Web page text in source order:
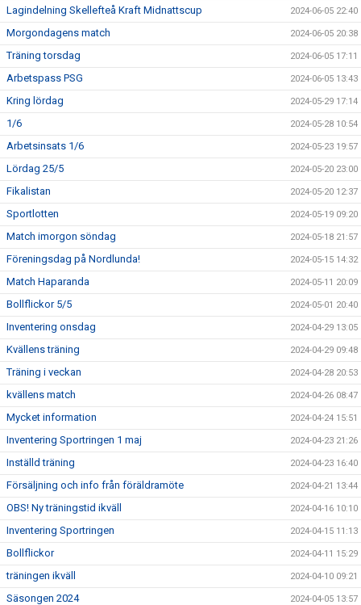
Lagindelning Skellefteå Kraft Midnattscup 2024-06-05 22:40
Morgondagens match 2024-06-05 20:38
Träning torsdag 2024-06-05 17:11
Arbetspass PSG 2024-06-05 13:43
Kring lördag 2024-05-29 17:14
1/6 2024-05-28 10:54
Arbetsinsats 1/6 2024-05-23 19:57
Lördag 25/5 2024-05-20 23:00
Fikalistan 2024-05-20 12:37
Sportlotten 2024-05-19 09:20
Match imorgon söndag 2024-05-18 21:57
Föreningsdag på Nordlunda! 2024-05-15 14:32
Match Haparanda 2024-05-11 20:09
Bollflickor 5/5 2024-05-01 20:40
Inventering onsdag 2024-04-29 13:05
Kvällens träning 2024-04-29 09:48
Träning i veckan 2024-04-28 20:53
kvällens match 2024-04-26 08:47
Mycket information 2024-04-24 15:51
Inventering Sportringen 1 maj 2024-04-23 21:26
Inställd träning 2024-04-23 16:40
Försäljning och info från föräldramöte 2024-04-21 13:44
OBS! Ny träningstid ikväll 2024-04-16 10:10
Inventering Sportringen 2024-04-15 11:13
Bollflickor 2024-04-11 15:29
träningen ikväll 2024-04-10 09:21
Säsongen 2024 2024-04-05 13:57